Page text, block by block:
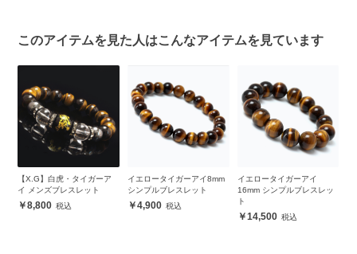
このアイテムを見た人はこんなアイテムを見ています
イエロータイガーアイ8mm
シンプルブレスレット
4,900
イエロータイガーアイ
16mm シンプルブレスレッ
ト
イエロータイガーアイ
14mm シンプルブレスレッ
ト
9,500